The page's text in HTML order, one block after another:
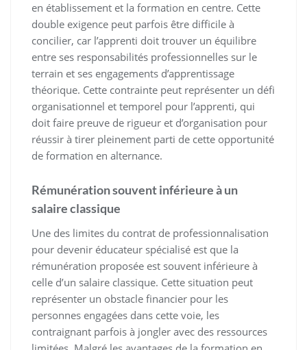
en établissement et la formation en centre. Cette
double exigence peut parfois être difficile à
concilier, car l’apprenti doit trouver un équilibre
entre ses responsabilités professionnelles sur le
terrain et ses engagements d’apprentissage
théorique. Cette contrainte peut représenter un défi
organisationnel et temporel pour l’apprenti, qui
doit faire preuve de rigueur et d’organisation pour
réussir à tirer pleinement parti de cette opportunité
de formation en alternance.
Rémunération souvent inférieure à un
salaire classique
Une des limites du contrat de professionnalisation
pour devenir éducateur spécialisé est que la
rémunération proposée est souvent inférieure à
celle d’un salaire classique. Cette situation peut
représenter un obstacle financier pour les
personnes engagées dans cette voie, les
contraignant parfois à jongler avec des ressources